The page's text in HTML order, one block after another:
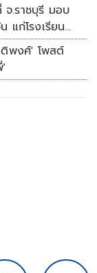
.ราชบุรี มอบ
แก่โรงเรียน
พงศ์' โพสต์
'